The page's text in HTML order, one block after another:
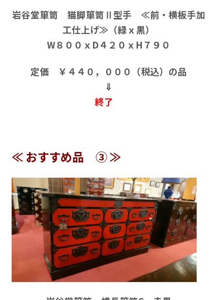
岩谷堂箪笥 猫脚箪笥Ⅱ型手 ≪前・横板手加
工仕上げ≫（緑ｘ黒）
W８００ｘD４２０ｘH７９０
定価 ￥４４０，０００（税込）の品
⇓
終了
≪ おすすめ品 ③ ≫